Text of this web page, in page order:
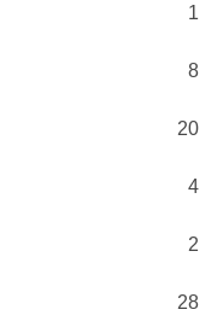
1
8
20
4
2
28